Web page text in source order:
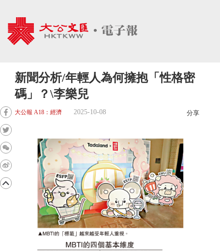
新聞分析/年輕人為何擁抱「性格密
碼」？\李樂兒
大公報 A18：經濟 2025-10-08 分享